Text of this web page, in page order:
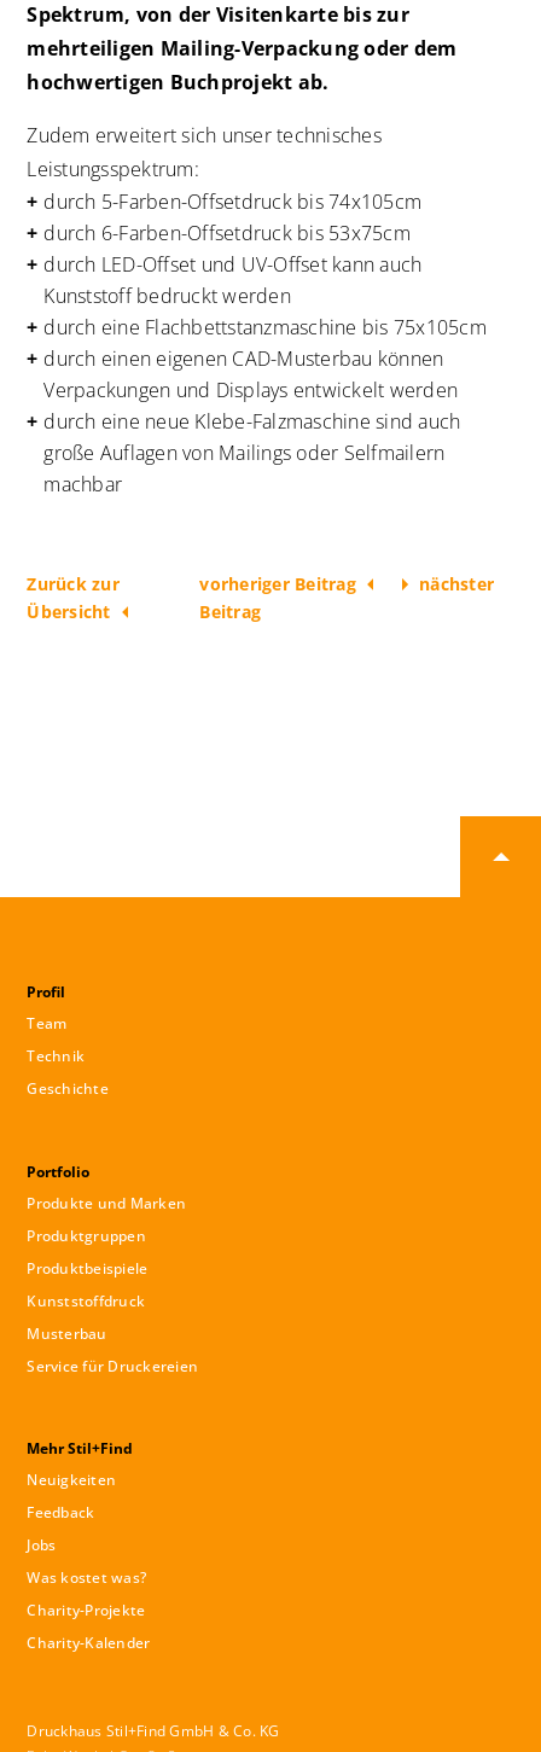
Spektrum, von der Visitenkarte bis zur
mehrteiligen Mailing-Verpackung oder dem
hochwertigen Buchprojekt ab.
Zudem erweitert sich unser technisches
Leistungsspektrum:
durch 5-Farben-Offsetdruck bis 74x105cm
durch 6-Farben-Offsetdruck bis 53x75cm
durch LED-Offset und UV-Offset kann auch
Kunststoff bedruckt werden
durch eine Flachbettstanzmaschine bis 75x105cm
durch einen eigenen CAD-Musterbau können
Verpackungen und Displays entwickelt werden
durch eine neue Klebe-Falzmaschine sind auch
große Auflagen von Mailings oder Selfmailern
machbar
Zurück zur
Übersicht
vorheriger Beitrag
nächster
Beitrag
Profil
Team
Technik
Geschichte
Portfolio
Produkte und Marken
Produktgruppen
Produktbeispiele
Kunststoffdruck
Musterbau
Service für Druckereien
Mehr Stil+Find
Neuigkeiten
Feedback
Jobs
Was kostet was?
Charity-Projekte
Charity-Kalender
Druckhaus Stil+Find GmbH & Co. KG